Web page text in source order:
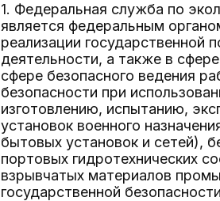
1. Федеральная служба по
является федеральным
реализации государственной
деятельности, а также в
сфере безопасного ведения
безопасности при
изготовлению, испытанию,
установок военного
бытовых установок и сетей),
портовых гидротехнических
взрывчатых материалов
государственной